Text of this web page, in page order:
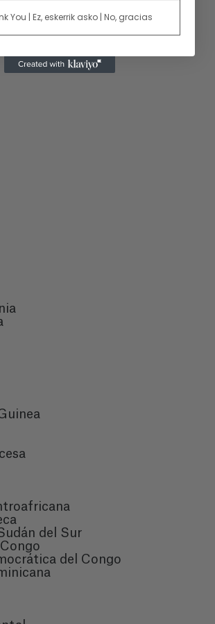
del Sur
del Congo
You | Ez, eskerrik asko | No, gracias